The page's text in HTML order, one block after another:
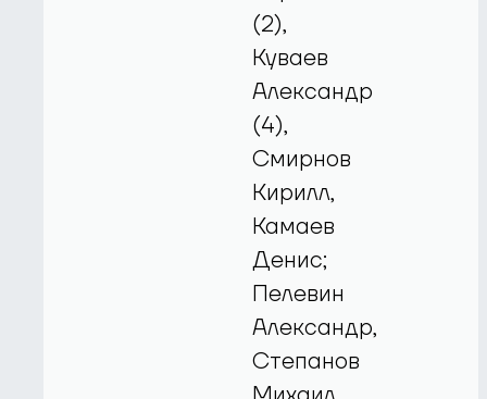
(2),
Куваев
Александр
(4),
Смирнов
Кирилл,
Камаев
Денис;
Пелевин
Александр,
Степанов